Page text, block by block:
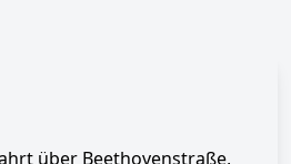
über Beethovenstraße,